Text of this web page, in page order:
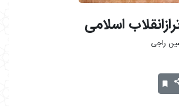
اسلامی
راجی